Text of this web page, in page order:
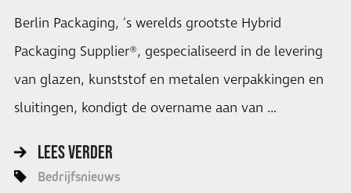
Berlin Packaging, 's werelds grootste Hybrid
Packaging Supplier®, gespecialiseerd in de levering
van glazen, kunststof en metalen verpakkingen en
sluitingen, kondigt de overname aan van …
LEES VERDER
Bedrijfsnieuws